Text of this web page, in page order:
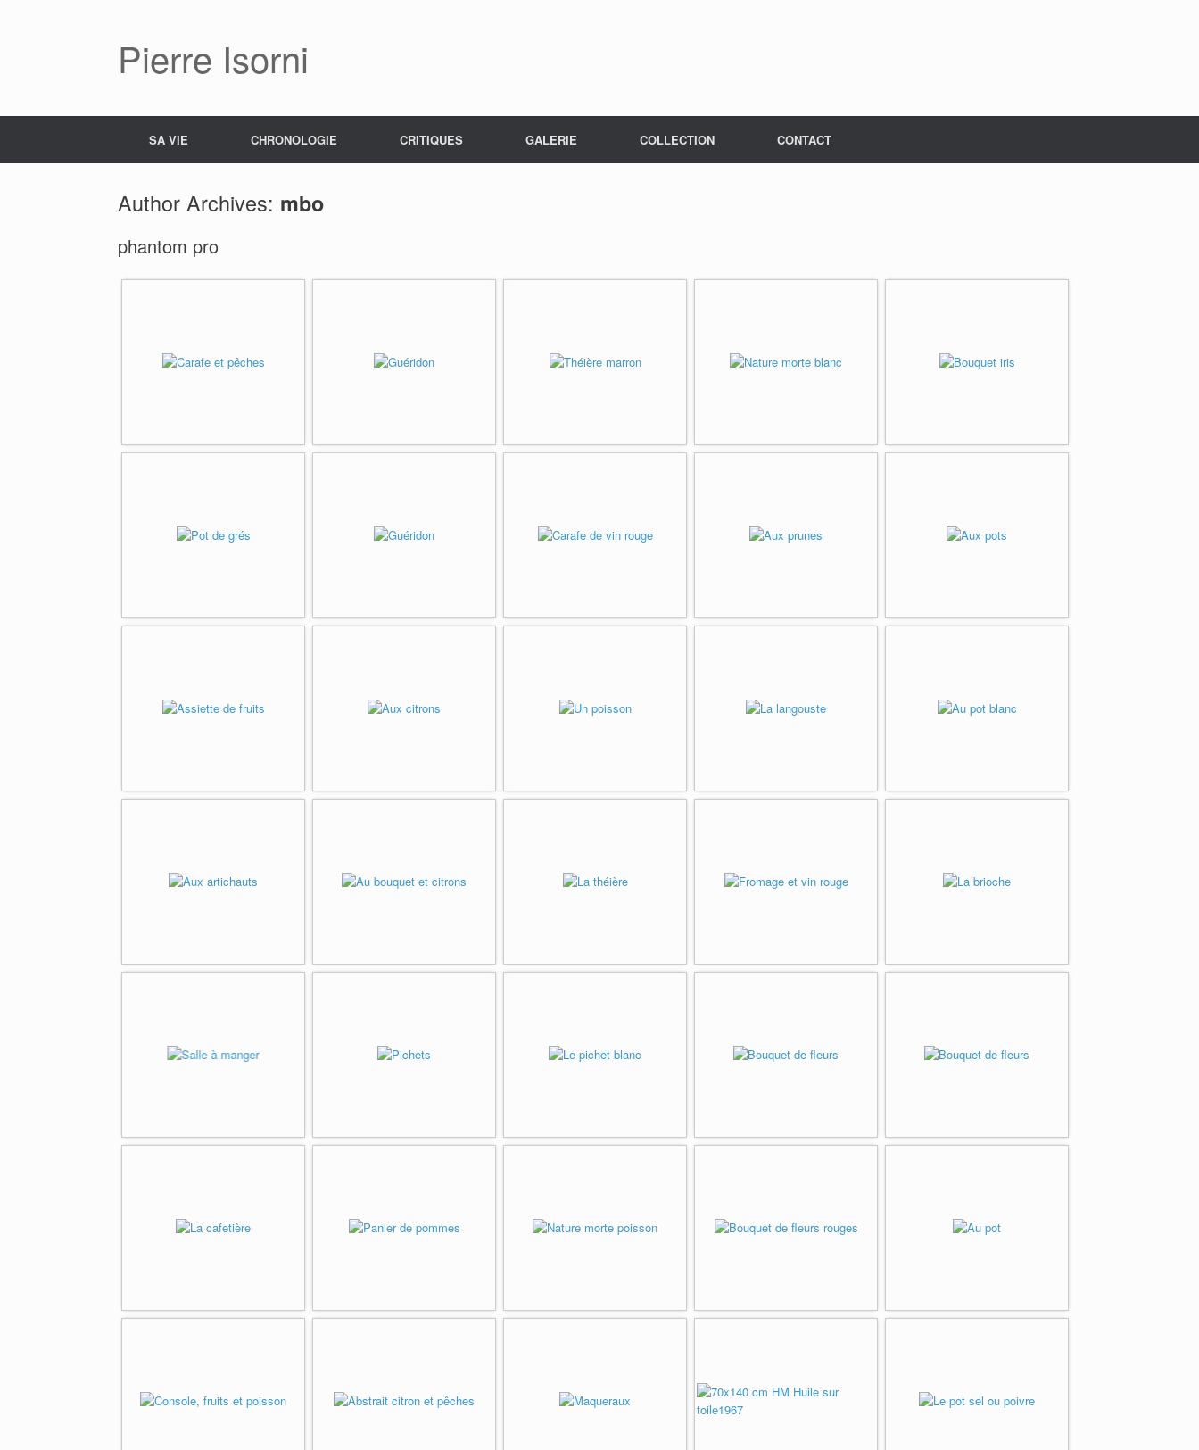
Pierre Isorni
SA VIE CHRONOLOGIE CRITIQUES GALERIE COLLECTION CONTACT
Author Archives: mbo
phantom pro